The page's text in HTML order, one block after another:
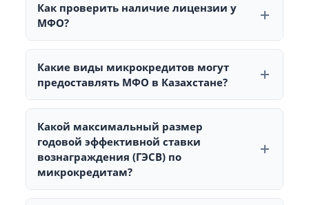
Как проверить наличие лицензии у
МФО?
Проверить наличие лицензии можно на сайте
Агентства РК по регулированию и развитию
финансового рынка.
Какие виды микрокредитов могут
предоставлять МФО в Казахстане?
МФО могут предоставлять два вида микрокредитов:
до 20 000 МРП с обеспечением или без, и до 50 МРП
физическим лицам на срок до 45 дней.
Какой максимальный размер
годовой эффективной ставки
вознаграждения (ГЭСВ) по
микрокредитам?
ГЭСВ по микрокредитам не может превышать 56%